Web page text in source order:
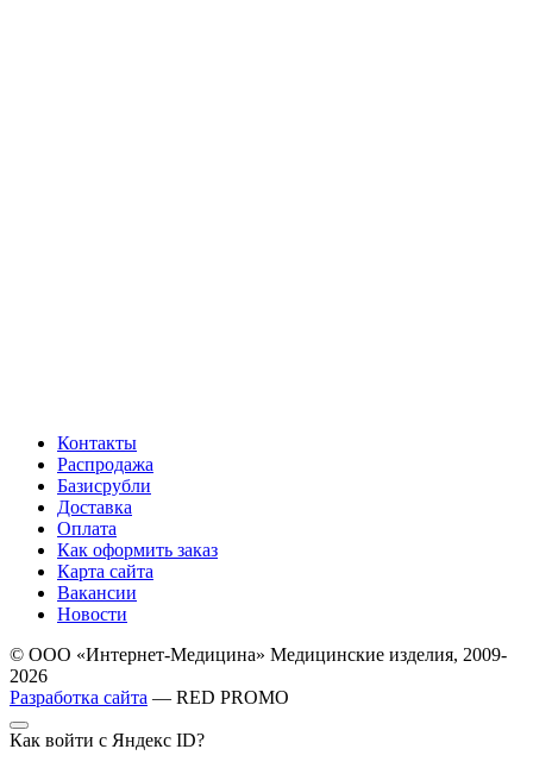
Контакты
Распродажа
Базисрубли
Доставка
Оплата
Как оформить заказ
Карта сайта
Вакансии
Новости
© ООО «Интернет-Медицина» Медицинские изделия, 2009-
2026
Разработка сайта — RED PROMO
Как войти с Яндекс ID?